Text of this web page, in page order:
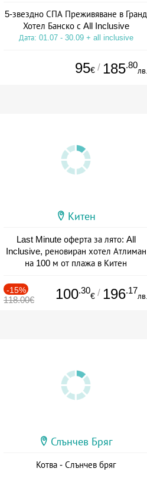
5-звездно СПА Преживяване в Гранд
Хотел Банско с All Inclusive
Дата: 01.07 - 30.09 + all inclusive
95€ / 185.80
лв.
Китен
Last Minute оферта за лято: All
Inclusive, реновиран хотел Атлиман
на 100 м от плажа в Китен
-15%
118.00€ 100.30
€ / 196.17
лв.
Слънчев Бряг
Котва - Слънчев бряг